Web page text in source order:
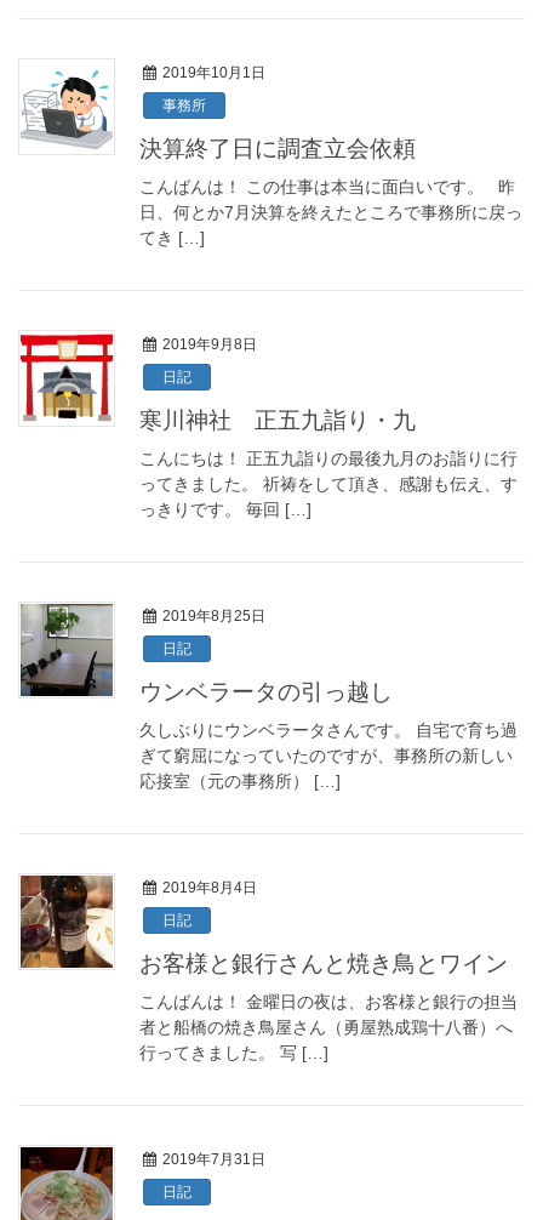
2019年10月1日
事務所
決算終了日に調査立会依頼
こんばんは！ この仕事は本当に面白いです。 昨
日、何とか7月決算を終えたところで事務所に戻っ
てき […]
2019年9月8日
日記
寒川神社 正五九詣り・九
こんにちは！ 正五九詣りの最後九月のお詣りに行
ってきました。 祈祷をして頂き、感謝も伝え、す
っきりです。 毎回 […]
2019年8月25日
日記
ウンベラータの引っ越し
久しぶりにウンベラータさんです。 自宅で育ち過
ぎて窮屈になっていたのですが、事務所の新しい
応接室（元の事務所） […]
2019年8月4日
日記
お客様と銀行さんと焼き鳥とワイン
こんばんは！ 金曜日の夜は、お客様と銀行の担当
者と船橋の焼き鳥屋さん（勇屋熟成鶏十八番）へ
行ってきました。 写 […]
2019年7月31日
日記